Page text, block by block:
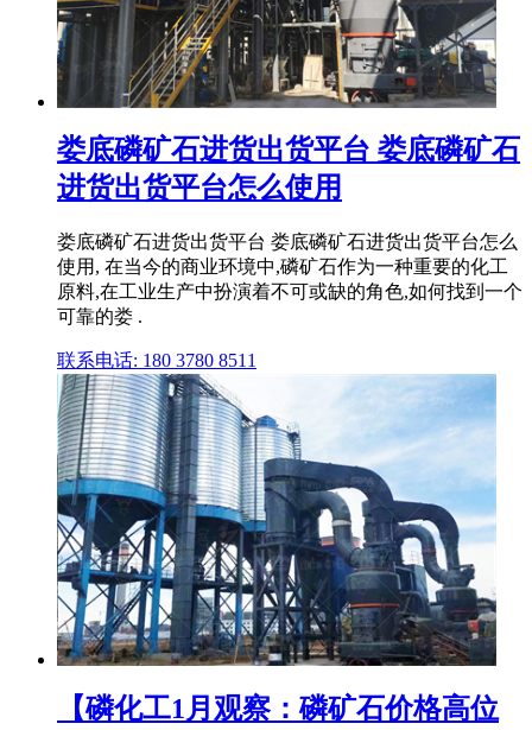
娄底磷矿石进货出货平台 娄底磷矿石
进货出货平台怎么使用
娄底磷矿石进货出货平台 娄底磷矿石进货出货平台怎么
使用, 在当今的商业环境中,磷矿石作为一种重要的化工
原料,在工业生产中扮演着不可或缺的角色,如何找到一个
可靠的娄 .
联系电话: 180 3780 8511
【磷化工1月观察：磷矿石价格高位